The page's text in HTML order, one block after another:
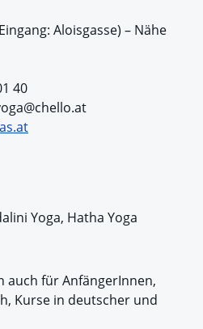
Aloisgasse) – Nähe
40
Yoga, Hatha Yoga
auch für AnfängerInnen,
Kurse in deutscher und